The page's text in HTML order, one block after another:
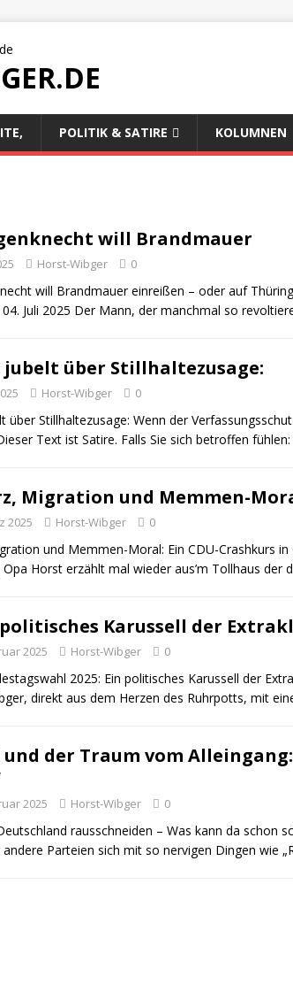
POLITIK & SATIRE KOLUMNEN
will Brandmauer
Horst-Wibger 0
will Brandmauer einreißen – oder auf
Juli 2025 Der Mann, der manchmal so
jubelt über Stillhaltezusage:
Horst-Wibger 0
über Stillhaltezusage: Wenn der
Text ist Satire. Falls Sie sich betroffen fühlen:
Migration und Memmen-
2025 Horst-Wibger 0
und Memmen-Moral: Ein CDU-Crashkurs
Horst erzählt mal wieder aus’m Tollhaus der
Karussell der
2025 Horst-Wibger 0
2025: Ein politisches Karussell der
direkt aus dem Herzen des Ruhrpotts, mit
und der Traum vom
2025 Horst-Wibger 0
rausschneiden – Was kann da schon
Parteien sich mit so nervigen Dingen wie